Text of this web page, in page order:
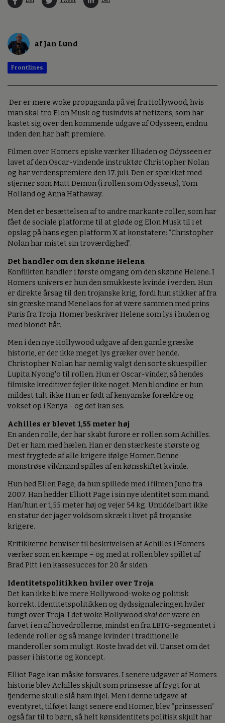
af Jan Lund
Frontlines
Der er mere woke propaganda på vej fra Hollywood, hvis
man skal tro Elon Musk og tusindvis af netizens, som har
kastet sig over den kommende udgave af Odysseen, endnu
inden den har haft premiere.
Filmen over Homers episke værker Illiaden og Odysseen er
lavet af den Oscar-vindende instruktør Christopher Nolan
og har verdenspremiere den 17. juli. Den er spækket med
stjerner som Matt Demon (i rollen som Odysseus), Tom
Holland og Anna Hathaway.
Men det er besættelsen af to andre markante roller, som har
fået de sociale platforme til at gløde og Elon Musk til i et
opslag på hans egen platform X at konstatere: ”Christopher
Nolan har mistet sin troværdighed”.
Det handler om den skønne Helena
Konflikten handler i første omgang om den skønne Helene. I
Homers univers er hun den smukkeste kvinde i verden. Hun
er direkte årsag til den trojanske krig, fordi hun stikker af fra
sin græske mand Menelaos for at være sammen med prins
Paris fra Troja. Homer beskriver Helene som lys i huden og
med blondt hår.
Men i den nye Hollywood udgave af den gamle græske
historie, er der ikke meget lys græker over hende.
Christopher Nolan har nemlig valgt den sorte skuespiller
Lupita Nyong'o til rollen. Hun er Oscar-vinder, så hendes
filmiske kreditiver fejler ikke noget. Men blondine er hun
mildest talt ikke Hun er født af kenyanske forældre og
vokset op i Kenya - og det kan ses.
Achilles er blevet 1,55 meter høj
En anden rolle, der har skabt furore er rollen som Achilles.
Det er ham med hælen. Han er den stærkeste største og
mest frygtede af alle krigere ifølge Homer. Denne
monstrøse vildmand spilles af en kønsskiftet kvinde.
Hun hed Ellen Page, da hun spillede med i filmen Juno fra
2007. Han hedder Elliott Page i sin nye identitet som mand.
Han/hun er 1,55 meter høj og vejer 54 kg. Umiddelbart ikke
en statur der jager voldsom skræk i livet på trojanske
krigere.
Kritikkerne henviser til beskrivelsen af Achilles i Homers
værker som en kæmpe – og med at rollen blev spillet af
Brad Pitt i en kassesucces for 20 år siden.
Identitetspolitikken hviler over Troja
Det kan ikke blive mere Hollywood-woke og politisk
korrekt. Identitetspolitikken og dydssignaleringen hviler
tungt over Troja. I det woke Hollywoodskal der være en
farvet i en af hovedrollerne, mindst en fra LBTG-segmentet i
ledende roller og så mange kvinder i traditionelle
manderoller som muligt. Koste hvad det vil. Uanset om det
passer i historie og koncept.
Elliot Page kan måske forsvares. I senere udgaver af Homers
historie blev Achilles skjult som prinsesse af frygt for at
fjenderne skulle slå ham ihjel. Men i denne udgave af
eventyret, tilføjet langt senere end Homer, blev ”prinsessen”
også far til to børn, så helt kønsidentitets politisk skjult har